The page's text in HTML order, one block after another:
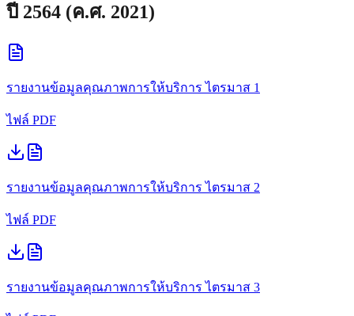
ปี 2564 (ค.ศ. 2021)
รายงานข้อมูลคุณภาพการให้บริการไตรมาส 1
ไฟล์ PDF
รายงานข้อมูลคุณภาพการให้บริการไตรมาส 2
ไฟล์ PDF
รายงานข้อมูลคุณภาพการให้บริการไตรมาส 3